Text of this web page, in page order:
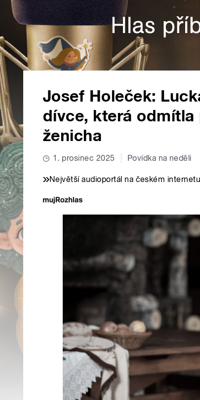
Josef Holeček:
dívce, která odmítla
ženicha
1. prosinec 2025 Povídka na neděli
Největší audioportál na českém internetu